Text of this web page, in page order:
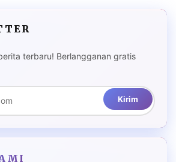
terbaru! Berlangganan gratis
Kirim